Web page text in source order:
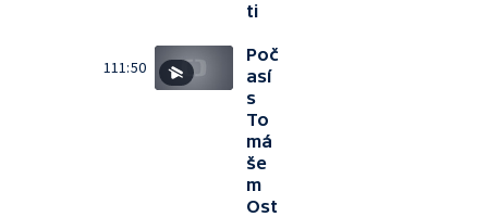
ti
111:50
Poč
así
s
To
má
še
m
Ost